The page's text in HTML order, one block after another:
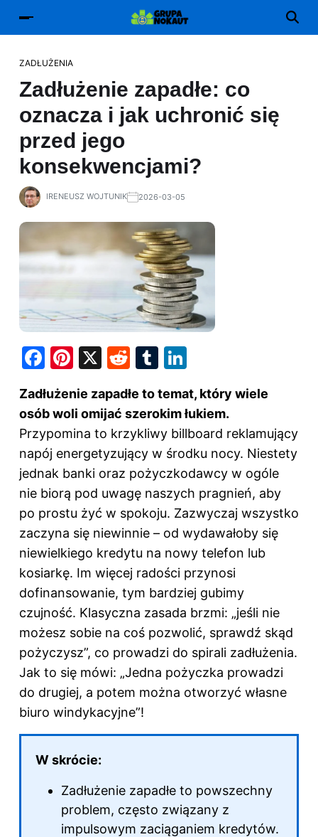
ZADŁUŻENIA
Zadłużenie zapadłe: co
oznacza i jak uchronić się
przed jego
konsekwencjami?
IRENEUSZ WOJTUNIK 2026-03-05
F
c
e
b
o
o
k
Pi
er
e
st
X
R
d
di
t
T
m
bl
r
k
e
dI
n
Zadłużenie zapadłe to temat, który wiele
osób woli omijać szerokim łukiem.
Przypomina to krzykliwy billboard reklamujący
napój energetyzujący w środku nocy. Niestety
jednak banki oraz pożyczkodawcy w ogóle
nie biorą pod uwagę naszych pragnień, aby
po prostu żyć w spokoju. Zazwyczaj wszystko
zaczyna się niewinnie – od wydawałoby się
niewielkiego kredytu na nowy telefon lub
kosiarkę. Im więcej radości przynosi
dofinansowanie, tym bardziej gubimy
czujność. Klasyczna zasada brzmi: „jeśli nie
możesz sobie na coś pozwolić, sprawdź skąd
pożyczysz”, co prowadzi do spirali zadłużenia.
Jak to się mówi: „Jedna pożyczka prowadzi
do drugiej, a potem można otworzyć własne
biuro windykacyjne”!
W skrócie:
Zadłużenie zapadłe to powszechny
problem, często związany z
impulsowym zaciąganiem kredytów.